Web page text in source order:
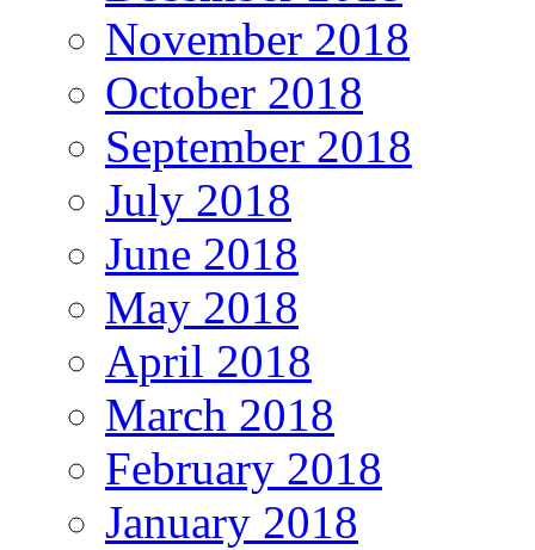
November 2018
October 2018
September 2018
July 2018
June 2018
May 2018
April 2018
March 2018
February 2018
January 2018